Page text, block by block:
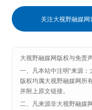
关注大视野融媒
大视野融媒网版权与免责
一、凡本站中注明“来源：
版权均属大视野融媒网所
并附上原文链接。
二、凡来源非大视野融媒